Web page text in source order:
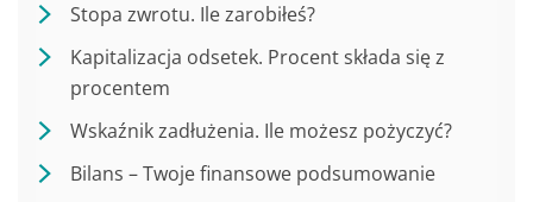
Stopa zwrotu. Ile zarobiłeś?
Kapitalizacja odsetek. Procent składa się z
procentem
Wskaźnik zadłużenia. Ile możesz pożyczyć?
Bilans – Twoje finansowe podsumowanie